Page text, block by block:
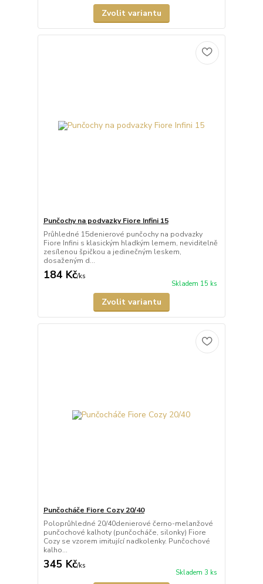
Zvolit variantu
Punčochy na podvazky Fiore Infini 15
Průhledné 15denierové punčochy na podvazky
Fiore Infini s klasickým hladkým lemem, neviditelně
zesílenou špičkou a jedinečným leskem,
dosaženým d...
184 Kč/ks
Skladem 15 ks
Zvolit variantu
Punčocháče Fiore Cozy 20/40
Poloprůhledné 20/40denierové černo-melanžové
punčochové kalhoty (punčocháče, silonky) Fiore
Cozy se vzorem imitující nadkolenky. Punčochové
kalho...
345 Kč/ks
Skladem 3 ks